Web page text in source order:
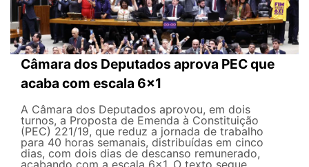
Câmara dos Deputados aprova PEC que
acaba com escala 6x1
A Câmara dos Deputados aprovou, em dois
turnos, a Proposta de Emenda à Constituição
(PEC) 221/19, que reduz a jornada de trabalho
para 40 horas semanais, distribuídas em cinco
dias, com dois dias de descanso remunerado,
acabando com a escala 6x1. O texto segue...